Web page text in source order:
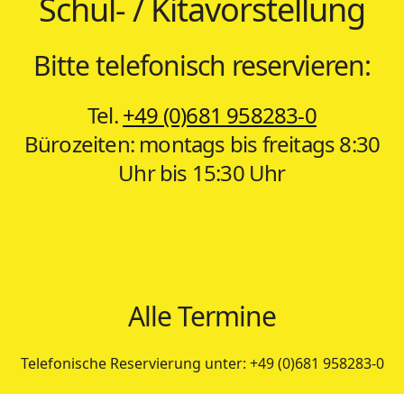
Schul- / Kitavorstellung
Bitte telefonisch reservieren:
Tel.+49 (0)681 958283-0
Bürozeiten: montags bis freitags 8:30
Uhr bis 15:30 Uhr
Alle Termine
Telefonische Reservierung unter: +49 (0)681 958283-0